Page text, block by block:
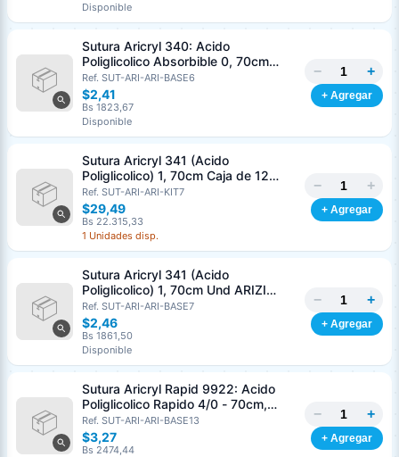
Disponible
Sutura Aricryl 340: Acido
Poliglicolico Absorbible 0, 70cm
Und ARIZI Aguja de 1/2 Punta
Cónica 36mm
Ref. SUT-ARI-ARI-BASE6
$2,41
Bs 1823,67
Disponible
− +
+ Agregar
Sutura Aricryl 341 (Acido
Poliglicolico) 1, 70cm Caja de 12
Unds ARIZI Aguja de 1/2 Circulo
Punta Conica 36mm
Ref. SUT-ARI-ARI-KIT7
$29,49
Bs 22.315,33
1 Unidades disp.
− +
+ Agregar
Sutura Aricryl 341 (Acido
Poliglicolico) 1, 70cm Und ARIZI
Aguja de 1/2 Circulo Punta Conica
36mm
Ref. SUT-ARI-ARI-BASE7
$2,46
Bs 1861,50
Disponible
− +
+ Agregar
Sutura Aricryl Rapid 9922: Acido
Poliglicolico Rapido 4/0 - 70cm,
aguja de 3/8 Corte Inverso 19mm
Und ARIZI Absorbible
Ref. SUT-ARI-ARI-BASE13
$3,27
Bs 2474,44
− +
+ Agregar